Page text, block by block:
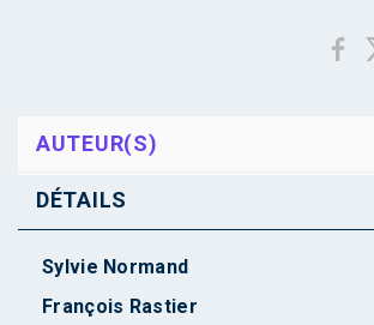
AUTEUR(S)
DÉTAILS
Sylvie Normand
François Rastier